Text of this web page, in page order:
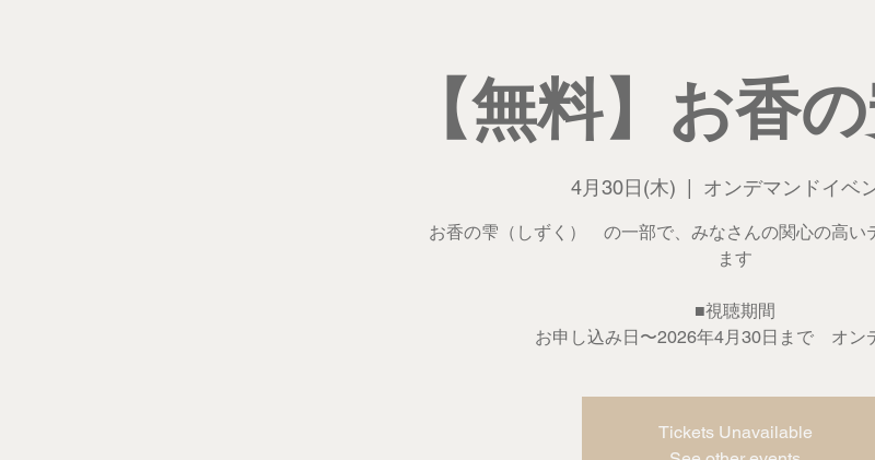
【無料】お香
4月30日(木) オンデマンドイベ
お香の雫（しずく） の一部で、みなさんの関心の高い
ます
■視聴期間
Tickets Unavailable